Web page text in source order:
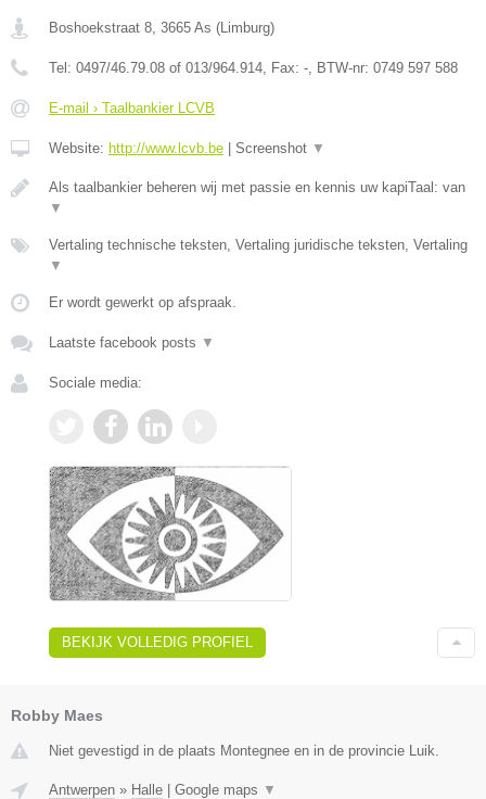
Boshoekstraat 8 3665 As ( Limburg)
Tel: 0497/46.79.08 of 013/964.914 , Fax: - , BTW-nr: 0749 597 588
E-mail › Taalbankier LCVB
Website: http://www.lcvb.be Screenshot ▼
Als taalbankier beheren wij met passie en kennis uw kapiTaal: van
▼
Vertaling technische teksten, Vertaling juridische teksten, Vertaling
▼
Er wordt gewerkt op afspraak.
Laatste facebook posts ▼
Sociale media:
BEKIJK VOLLEDIG PROFIEL
Robby Maes
Niet gevestigd in de plaats Montegnee en in de provincie Luik.
Antwerpen » Halle Google maps ▼